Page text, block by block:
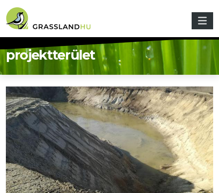
projektterület